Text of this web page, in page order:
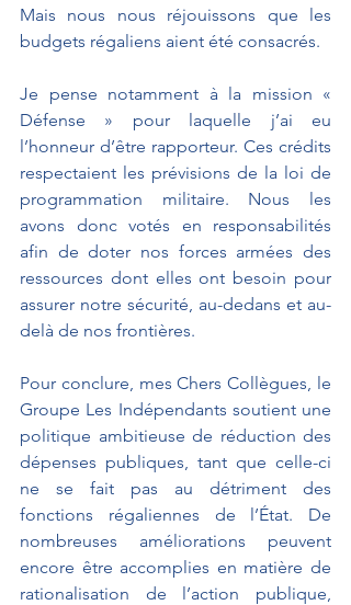
Mais nous nous réjouissons que les
budgets régaliens aient été consacrés.
Je pense notamment à la mission «
Défense » pour laquelle j’ai eu
l’honneur d’être rapporteur. Ces crédits
respectaient les prévisions de la loi de
programmation militaire. Nous les
avons donc votés en responsabilités
afin de doter nos forces armées des
ressources dont elles ont besoin pour
assurer notre sécurité, au-dedans et au-
delà de nos frontières.
Pour conclure, mes Chers Collègues, le
Groupe Les Indépendants soutient une
politique ambitieuse de réduction des
dépenses publiques, tant que celle-ci
ne se fait pas au détriment des
fonctions régaliennes de l’État. De
nombreuses améliorations peuvent
encore être accomplies en matière de
rationalisation de l’action publique,